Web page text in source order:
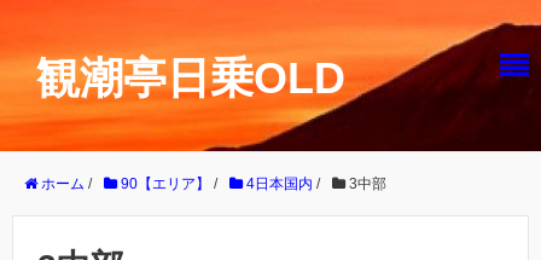
観潮亭日乗OLD
ホーム / 90【エリア】 / 4日本国内 / 3中部